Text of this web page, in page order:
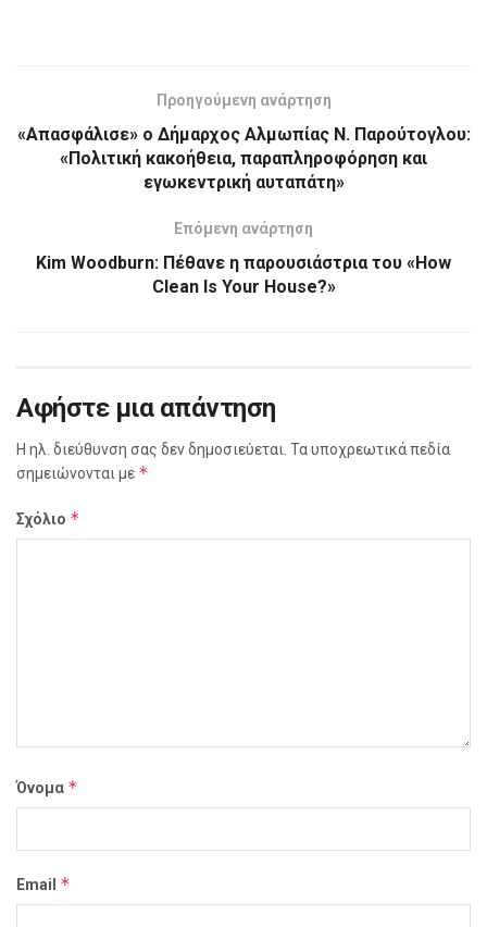
Προηγούμενη ανάρτηση
«Απασφάλισε» ο Δήμαρχος Αλμωπίας Ν. Παρούτογλου:
«Πολιτική κακοήθεια, παραπληροφόρηση και
εγωκεντρική αυταπάτη»
Επόμενη ανάρτηση
Kim Woodburn: Πέθανε η παρουσιάστρια του «How
Clean Is Your House?»
Αφήστε μια απάντηση
Η ηλ. διεύθυνση σας δεν δημοσιεύεται. Τα υποχρεωτικά πεδία
σημειώνονται με *
Σχόλιο *
Όνομα *
Email *